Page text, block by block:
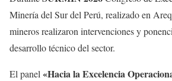
Minería del Sur del Perú, realizado en
mineros realizaron intervenciones y
desarrollo técnico del sector.
El panel «Hacia la Excelencia